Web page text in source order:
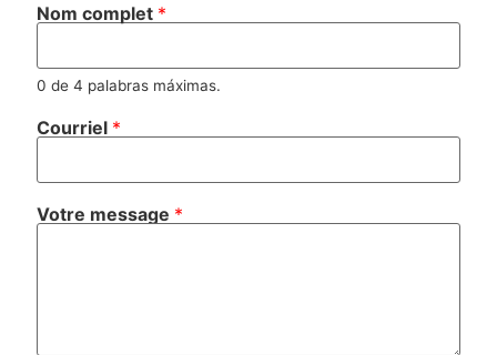
Nom complet *
0 de 4 palabras máximas.
Courriel *
Votre message *